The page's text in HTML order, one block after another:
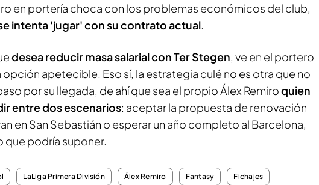
en portería choca con los problemas económicos del club,
intenta 'jugar' con su contrato actual.
desea reducir masa salarial con Ter Stegen, ve en el portero
opción apetecible. Eso sí, la estrategia culé no es otra que no
por su llegada, de ahí que sea el propio Álex Remiroquien
entre dos escenarios: aceptar la propuesta de renovación
en San Sebastián o esperar un año completo al Barcelona,
que podría suponer.
LaLiga Primera División Álex Remiro Fantasy Fichajes